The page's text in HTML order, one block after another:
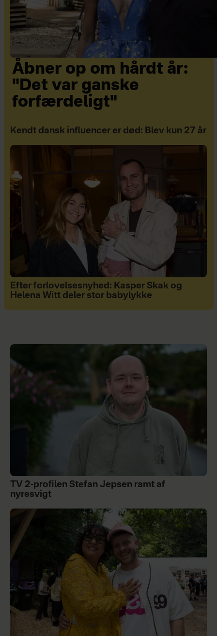
Åbner op om hårdt år:
"Det var ganske
forfærdeligt"
Kendt dansk influencer er død: Blev kun 27 år
Efter forlovelsesnyhed: Kasper Skak og
Helena Witt deler stor babylykke
TV 2-profilen Stefan Jepsen ramt af
nyresvigt